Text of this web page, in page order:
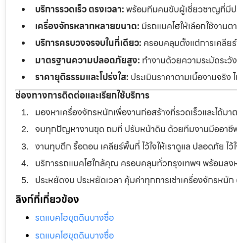
บริการรวดเร็ว ตรงเวลา:พร้อมทีมคนขับผู้เชี่ยวชาญที่มีป
เครื่องจักรหลากหลายขนาด: มีรถแบคโฮให้เลือกใช้งาน
บริการครบวงจรจบในที่เดียว: ครอบคลุมตั้งแต่การเคลีย
มาตรฐานความปลอดภัยสูง: ทำงานด้วยความระมัดระ
ราคายุติธรรมและโปร่งใส: ประเมินราคาตามเนื้องานจริ
ช่องทางการติดต่อและเรียกใช้บริการ
มองหาเครื่องจักรหนักเพื่องานก่อสร้างที่รวดเร็วและได้
จบทุกปัญหางานขุด ถมที่ ปรับหน้าดิน ด้วยทีมงานมืออาชี
งานทุบตึก รื้อถอน เคลียร์พื้นที่ ไว้ใจให้เราดูแล ปลอดภัย ไ
บริการรถแบคโฮใกล้คุณ ครอบคลุมทั่วกรุงเทพฯ พร้อมล
ประหยัดงบ ประหยัดเวลา คุ้มค่าทุกการเช่าเครื่องจักรห
ลิงก์ที่เกี่ยวข้อง
รถแบคโฮขุดดินบางซื่อ
รถแบคโฮขุดดินบางซื่อ